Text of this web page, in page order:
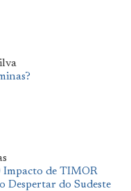
Impacto de TIMOR
Despertar do Sudeste